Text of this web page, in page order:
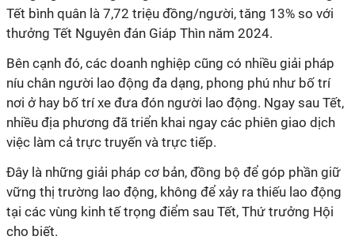
Tết bình quân là 7,72 triệu đồng/người, tăng 13% so với
thưởng Tết Nguyên đán Giáp Thìn năm 2024.
Bên cạnh đó, các doanh nghiệp cũng có nhiều giải pháp
níu chân người lao động đa dạng, phong phú như bố trí
nơi ở hay bố trí xe đưa đón người lao động. Ngay sau Tết,
nhiều địa phương đã triển khai ngay các phiên giao dịch
việc làm cả trực truyến và trực tiếp.
Đây là những giải pháp cơ bản, đồng bộ để góp phần giữ
vững thị trường lao động, không để xảy ra thiếu lao động
tại các vùng kinh tế trọng điểm sau Tết, Thứ trưởng Hội
cho biết.